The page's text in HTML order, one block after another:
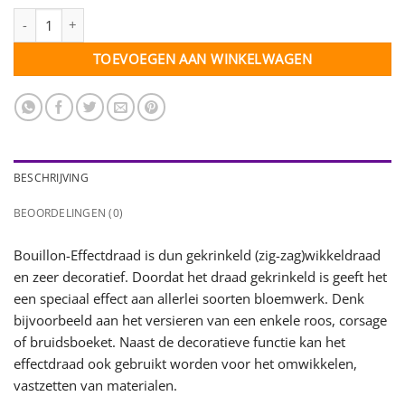
TOEVOEGEN AAN WINKELWAGEN
BESCHRIJVING
BEOORDELINGEN (0)
Bouillon-Effectdraad is dun gekrinkeld (zig-zag)wikkeldraad
en zeer decoratief. Doordat het draad gekrinkeld is geeft het
een speciaal effect aan allerlei soorten bloemwerk. Denk
bijvoorbeeld aan het versieren van een enkele roos, corsage
of bruidsboeket. Naast de decoratieve functie kan het
effectdraad ook gebruikt worden voor het omwikkelen,
vastzetten van materialen.